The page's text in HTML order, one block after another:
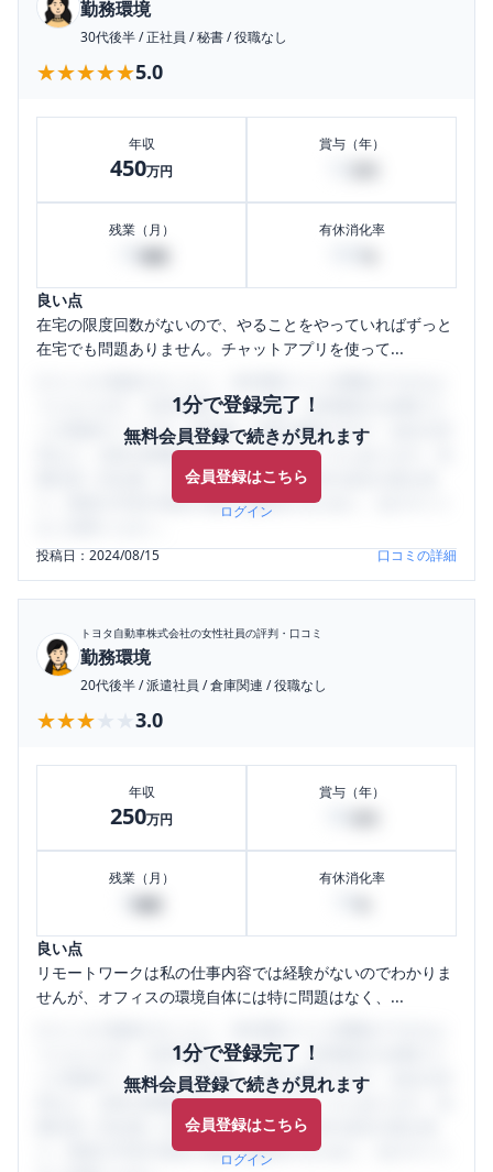
勤務環境
30代後半/正社員 /秘書/役職なし
★★★★★
★★★★★5.0
年収
450万円
賞与（年）
残業（月） 有休消化率
良い点
在宅の限度回数がないので、やることをやっていればずっと
在宅でも問題ありません。チャットアプリを使って...
1分で登録完了！
無料会員登録で続きが見れます
会員登録はこちら
ログイン
うになります。SHEHUB(シーハブ)は、女性限定の企業口コ
ミの投稿サイトです。給与面・女性の働きやすさ・会社の評
判など、女性の転職は気にすべき点がたくさんあります。先
輩社員（元社員）の口コミを通して、本当の会社の姿を知
り、将来の不安や現在の悩みを解消するために、ぜひサイト
投稿日：2024/08/15 口コミの詳細
トヨタ自動車株式会社の女性社員の評判・口コミ
勤務環境
20代後半/派遣社員 /倉庫関連 /役職なし
★★★★★
★★★★★ 3.0
年収
250万円
賞与（年）
残業（月） 有休消化率
良い点
リモートワークは私の仕事内容では経験がないのでわかりま
せんが、オフィスの環境自体には特に問題はなく、...
1分で登録完了！
無料会員登録で続きが見れます
会員登録はこちら
ログイン
うになります。SHEHUB(シーハブ)は、女性限定の企業口コ
ミの投稿サイトです。給与面・女性の働きやすさ・会社の評
判など、女性の転職は気にすべき点がたくさんあります。先
輩社員（元社員）の口コミを通して、本当の会社の姿を知
り、将来の不安や現在の悩みを解消するために、ぜひサイト